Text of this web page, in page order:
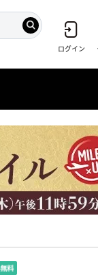
ログイン